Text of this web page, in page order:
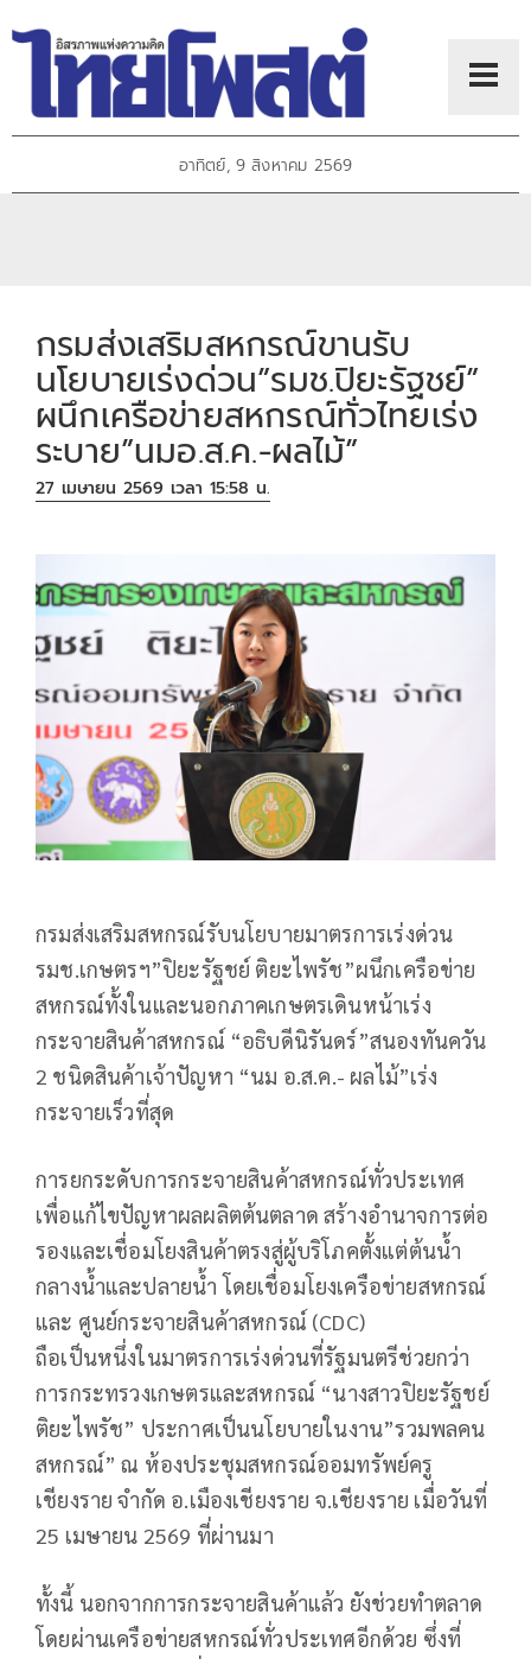
อาทิตย์, 9 สิงหาคม 2569
กรมส่งเสริมสหกรณ์ขานรับ
นโยบายเร่งด่วน”รมช.ปิยะรัฐชย์”
ผนึกเครือข่ายสหกรณ์ทั่วไทยเร่ง
ระบาย”นมอ.ส.ค.-ผลไม้”
27 เมษายน 2569 เวลา 15:58 น.
กรมส่งเสริมสหกรณ์รับนโยบายมาตรการเร่งด่วน
รมช.เกษตรฯ”ปิยะรัฐชย์ ติยะไพรัช”ผนึกเครือข่าย
สหกรณ์ทั้งในและนอกภาคเกษตรเดินหน้าเร่ง
กระจายสินค้าสหกรณ์ “อธิบดีนิรันดร์”สนองทันควัน
2 ชนิดสินค้าเจ้าปัญหา “นม อ.ส.ค.- ผลไม้”เร่ง
กระจายเร็วที่สุด
การยกระดับการกระจายสินค้าสหกรณ์ทั่วประเทศ
เพื่อแก้ไขปัญหาผลผลิตต้นตลาด สร้างอำนาจการต่อ
รองและเชื่อมโยงสินค้าตรงสู่ผู้บริโภคตั้งแต่ต้นน้ำ
กลางน้ำและปลายน้ำ โดยเชื่อมโยงเครือข่ายสหกรณ์
และ ศูนย์กระจายสินค้าสหกรณ์ (CDC)
ถือเป็นหนึ่งในมาตรการเร่งด่วนที่รัฐมนตรีช่วยกว่า
การกระทรวงเกษตรและสหกรณ์ “นางสาวปิยะรัฐชย์
ติยะไพรัช” ประกาศเป็นนโยบายในงาน”รวมพลคน
สหกรณ์” ณ ห้องประชุมสหกรณ์ออมทรัพย์ครู
เชียงราย จำกัด อ.เมืองเชียงราย จ.เชียงราย เมื่อวันที่
25 เมษายน 2569 ที่ผ่านมา
ทั้งนี้ นอกจากการกระจายสินค้าแล้ว ยังช่วยทำตลาด
โดยผ่านเครือข่ายสหกรณ์ทั่วประเทศอีกด้วย ซึ่งที่